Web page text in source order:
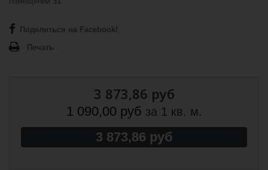
Поделиться на Facebook!
Печать
3 873,86 руб
1 090,00 руб за 1 кв. м.
3 873,86 руб